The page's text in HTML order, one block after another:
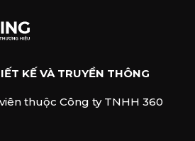
KẾ VÀ TRUYỀN THÔNG
thuộc Công ty TNHH 360